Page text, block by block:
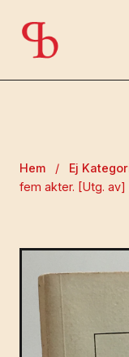
Hem / Ej
fem akter. [Utg. av]